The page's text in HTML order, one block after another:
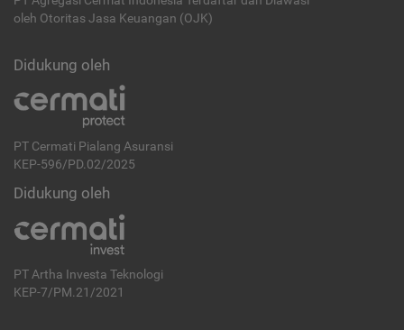
oleh Otoritas Jasa Keuangan (OJK)
Didukung oleh
PT Cermati Pialang Asuransi
KEP-596/PD.02/2025
Didukung oleh
PT Artha Investa Teknologi
KEP-7/PM.21/2021